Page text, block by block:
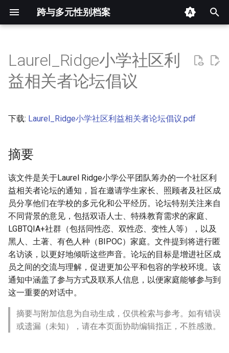
跨与多元性别档案
开
摘要
Laurel_Ridge小学社区利
益相关者论坛倡议
下载: Laurel_Ridge小学社区利益相关者论坛倡议.pdf
摘要
该文件是关于Laurel Ridge小学公平团队筹办的一个社区利
益相关者论坛的通知，旨在邀请学生家长、照顾者及社区成
员分享他们在学校的多元化和公平经历。论坛特别关注来自
不同背景的意见，包括双语人士、特殊教育需求的家庭、
LGBTQIA+社群（包括同性恋、双性恋、变性人等），以及
黑人、土著、有色人种（BIPOC）家庭。文件提到将进行匿
名访谈，以更好地倾听这些声音。论坛的目标是增进社区成
员之间的交流与理解，促进更加公平和包容的学校环境。该
通知中涵盖了参与方式及联系人信息，以便家庭能够参与到
这一重要的对话中。
摘要与附加信息为自动生成，仅供检索与参考。如有错误
或遗漏（未知），请在本页面协助编辑指正，不胜感激。